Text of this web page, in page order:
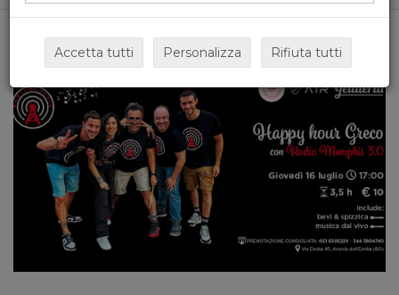
Accetta tutti Personalizza Rifiuta tutti